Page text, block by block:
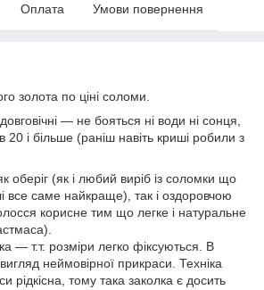
Оплата Умови повернення
золота по ціні соломи.
― не бояться ні води ні сонця,
20 і більше (раніш навіть криші робили з
оберіг (як і любий виріб із соломки що
все саме найкраще), так і оздоровчою
корисне тим що легке і натуральне
― т.т. розміри легко фіксуються . В
неймовірної прикраси. Техніка
рідкісна, тому така заколка є досить